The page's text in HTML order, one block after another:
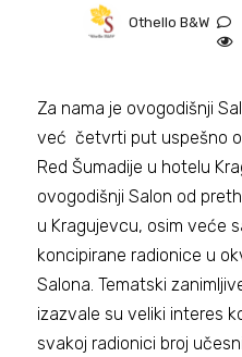
Othello B&W
Za nama je ovogodišnji
već četvrti put uspešno
Red Šumadije u hotelu
ovogodišnji Salon od
u Kragujevcu, osim veće
koncipirane radionice u
Salona. Tematski
izazvale su veliki interes
svakoj radionici broj